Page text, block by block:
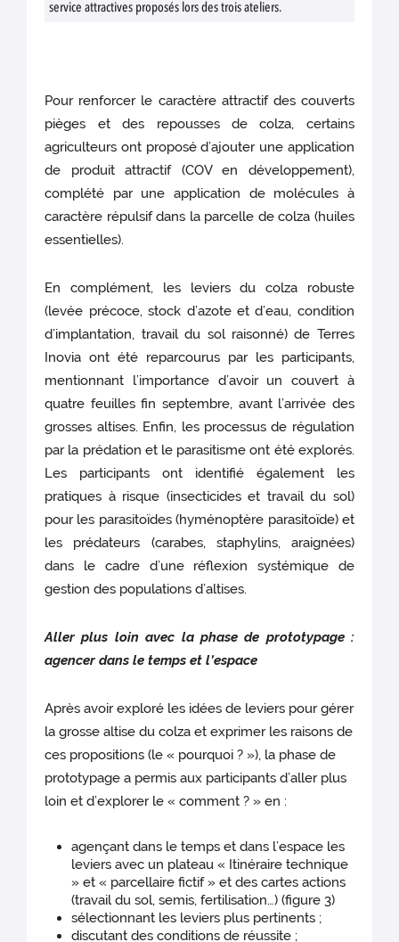
service attractives proposés lors des trois ateliers.
Pour renforcer le caractère attractif des couverts
pièges et des repousses de colza, certains
agriculteurs ont proposé d’ajouter une application
de produit attractif (COV en développement),
complété par une application de molécules à
caractère répulsif dans la parcelle de colza (huiles
essentielles).
En complément, les leviers du colza robuste
(levée précoce, stock d’azote et d’eau, condition
d’implantation, travail du sol raisonné) de Terres
Inovia ont été reparcourus par les participants,
mentionnant l’importance d’avoir un couvert à
quatre feuilles fin septembre, avant l’arrivée des
grosses altises. Enfin, les processus de régulation
par la prédation et le parasitisme ont été explorés.
Les participants ont identifié également les
pratiques à risque (insecticides et travail du sol)
pour les parasitoïdes (hyménoptère parasitoïde) et
les prédateurs (carabes, staphylins, araignées)
dans le cadre d’une réflexion systémique de
gestion des populations d’altises.
Aller plus loin avec la phase de prototypage :
agencer dans le temps et l’espace
Après avoir exploré les idées de leviers pour gérer
la grosse altise du colza et exprimer les raisons de
ces propositions (le « pourquoi ? »), la phase de
prototypage a permis aux participants d’aller plus
loin et d’explorer le « comment ? » en :
agençant dans le temps et dans l’espace les
leviers avec un plateau « Itinéraire technique
» et « parcellaire fictif » et des cartes actions
(travail du sol, semis, fertilisation…) (figure 3)
sélectionnant les leviers plus pertinents ;
discutant des conditions de réussite ;